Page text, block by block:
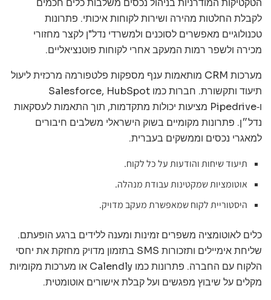
לקבלת החלטות מהירה ושירות לקוחות איכותי. פתרונות
טכנולוגיים מאפשרים לסוכנים ולמשרדי נדל"ן לקצר מחזורי
מכירה ולשפר רמות המעקב אחרי לקוחות פוטנציאליים.
מערכות CRM מותאמות ענף מספקות פלטפורמה מרכזית ליעול
תיעוד ותקשורת. חברות כמו Salesforce, HubSpot
ו‑Pipedrive מציעות יכולות מתקדמות, תוך התאמות לעסקאות
נדל״ן. פתרונות מקומיים בשוק הישראלי משלבים חיבורים
למאגרי נכסים וממשקים בעברית.
תיעוד שיחות והודעות על כל לקוח.
אוטומציות שמקטינות עבודת מנהלה.
היסטוריית לקוח שמאפשרת מעקב מדויק.
כלים לאוטומציה משפרים זמינות ומענה ללידים ברגע הופעתם.
שליחת אימיילים ותזכורות SMS בתזמון מדויק מחזקת את יחסי
הלקוח עם החברה. פתרונות כמו Calendly או מערכות מקומיות
מקלים על שיבוץ מפגשים ועל קבלת אישורים אוטומטית.